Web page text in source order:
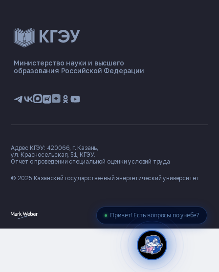
Привет! Есть вопросы по учёбе?
ЭНЕРГОКОД — ПОМОЩНИК КГЭУ
📋 Приёмная комиссия
🏠 Общежитие
Министерство науки и высшего
образования Российской Федерации
© 2025 Казанский государственный энергетический университет
Адрес КГЭУ: 420066, г. Казань,
ул. Красносельская, 51, КГЭУ.
Отчет о проведении специальной оценки условий труда